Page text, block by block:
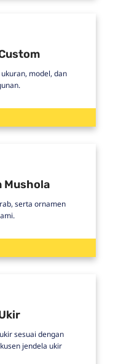
model, dan
Mushola
serta ornamen
sesuai dengan
jendela ukir